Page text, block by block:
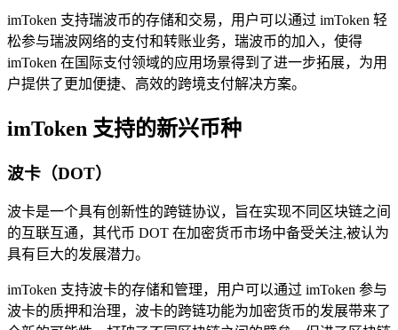
imToken 支持瑞波币的存储和交易，用户可以通过 imToken 轻
松参与瑞波网络的支付和转账业务，瑞波币的加入，使得
imToken 在国际支付领域的应用场景得到了进一步拓展，为用
户提供了更加便捷、高效的跨境支付解决方案。
imToken 支持的新兴币种
波卡（DOT）
波卡是一个具有创新性的跨链协议，旨在实现不同区块链之间
的互联互通，其代币 DOT 在加密货币市场中备受关注,被认为
具有巨大的发展潜力。
imToken 支持波卡的存储和管理，用户可以通过 imToken 参与
波卡的质押和治理，波卡的跨链功能为加密货币的发展带来了